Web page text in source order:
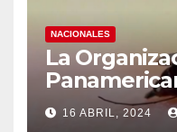
NACIONALES
La
(OPS),
medidas
16 ABRIL, 2024